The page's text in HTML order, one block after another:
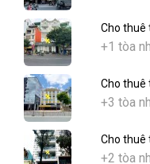
Cho thuê
+1 tòa
Cho thuê
+3 tòa
Cho thuê
+2 tòa